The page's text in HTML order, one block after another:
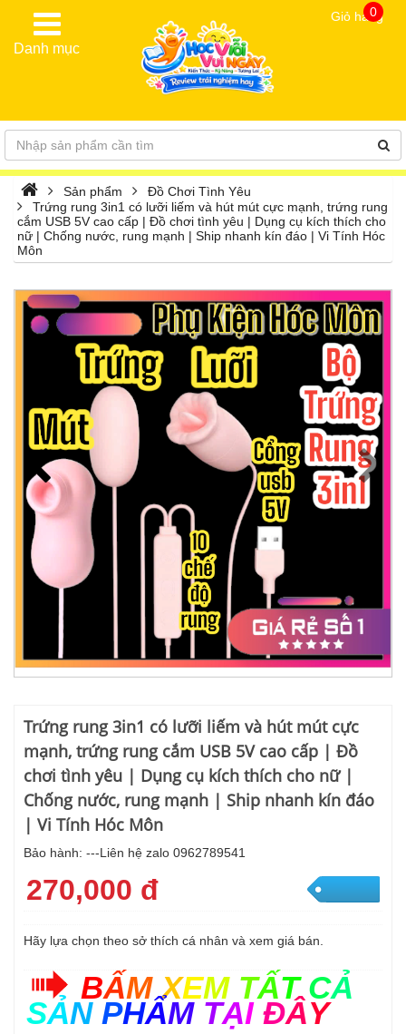
Danh mục
Giỏ hàng
0
Sản phẩm
Đồ Chơi Tình Yêu
Trứng rung 3in1 có lưỡi liếm và hút mút cực mạnh, trứng rung
cắm USB 5V cao cấp | Đồ chơi tình yêu | Dụng cụ kích thích cho
nữ | Chống nước, rung mạnh | Ship nhanh kín đáo | Vi Tính Hóc
Môn
Trứng rung 3in1 có lưỡi liếm và hút mút cực
mạnh, trứng rung cắm USB 5V cao cấp | Đồ
chơi tình yêu | Dụng cụ kích thích cho nữ |
Chống nước, rung mạnh | Ship nhanh kín đáo
| Vi Tính Hóc Môn
Bảo hành: ---Liên hệ zalo 0962789541
270,000 đ
Hãy lựa chọn theo sở thích cá nhân và xem giá bán.
BẤM XEM TẤT CẢ
SẢN PHẨM TẠI ĐÂY